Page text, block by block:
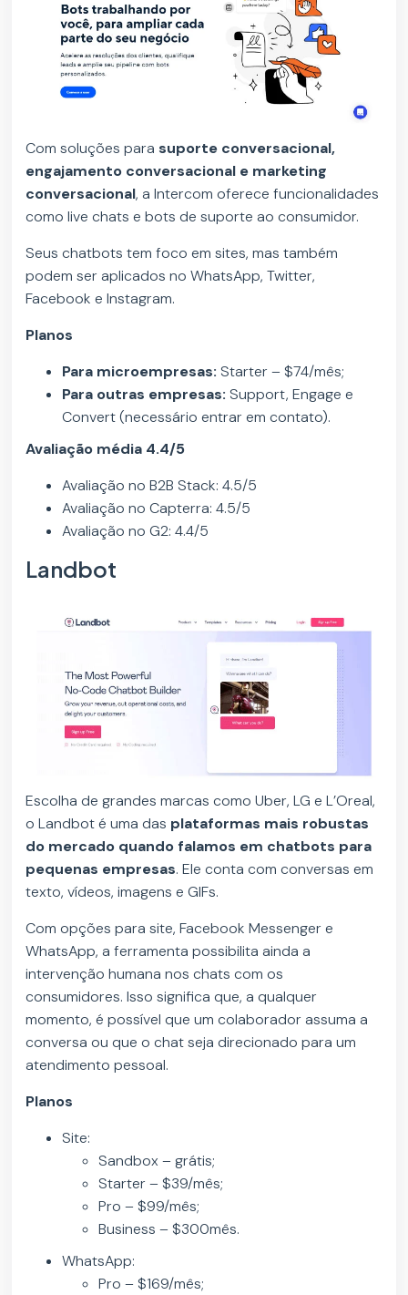
Com soluções parasuporte conversacional,
engajamento conversacional e marketing
conversacional, a Intercom oferece funcionalidades
como live chats e bots de suporte ao consumidor.
Seus chatbots tem foco em sites, mas também
podem ser aplicados no WhatsApp, Twitter,
Facebook e Instagram.
Planos
Para microempresas: Starter – $74/mês;
Para outras empresas: Support, Engage e
Convert (necessário entrar em contato).
Avaliação média 4.4/5
Avaliação no B2B Stack: 4.5/5
Avaliação no Capterra: 4.5/5
Avaliação no G2: 4.4/5
Landbot
Escolha de grandes marcas como Uber, LG e L’Oreal,
o Landbot é uma das plataformas mais robustas
do mercado quando falamos em chatbots para
pequenas empresas. Ele conta com conversas em
texto, vídeos, imagens e GIFs.
Com opções para site, Facebook Messenger e
WhatsApp, a ferramenta possibilita ainda a
intervenção humana nos chats com os
consumidores. Isso significa que, a qualquer
momento, é possível que um colaborador assuma a
conversa ou que o chat seja direcionado para um
atendimento pessoal.
Planos
Site:
Sandbox – grátis;
Starter – $39/mês;
Pro – $99/mês;
Business – $300mês.
WhatsApp:
Pro – $169/mês;